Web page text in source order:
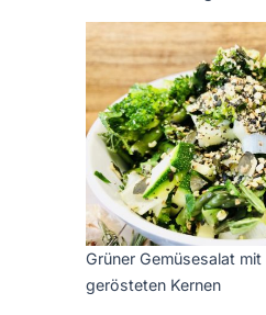
Grüner Gemüsesalat
gerösteten Kernen